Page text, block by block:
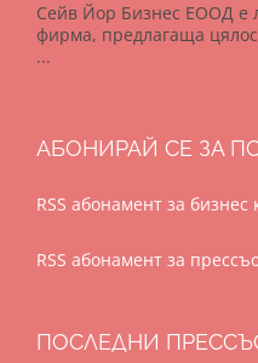
Сейв Йор Бизнес ЕООД е
фирма, предлагаща
...
АБОНИРАЙ СЕ ЗА
RSS абонамент за бизнес
RSS абонамент за
ПОСЛЕДНИ